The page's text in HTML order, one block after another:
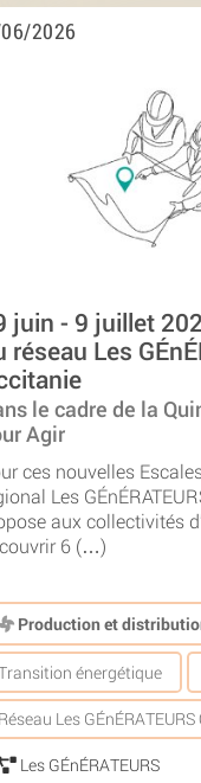
2026
juin - 9 juillet
réseau Les
le cadre de la
Agir
ces nouvelles
Les
aux collectivités
6 (…)
Production et
énergétique
Réseau Les
Les GÉnÉRATEURS